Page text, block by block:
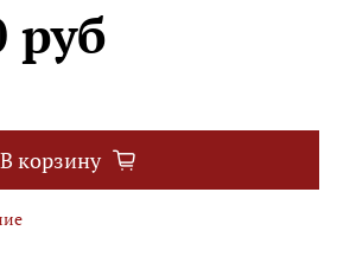
руб
В корзину